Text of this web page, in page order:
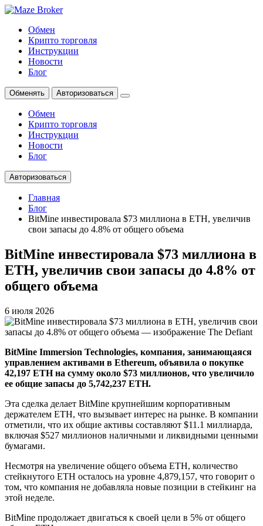
Обмен
Крипто торговля
Инструкции
Новости
Блог
Обменять Авторизоваться
Обмен
Крипто торговля
Инструкции
Новости
Блог
Авторизоваться
Главная
Блог
BitMine инвестировала $73 миллиона в ETH, увеличив
свои запасы до 4.8% от общего объема
BitMine инвестировала $73 миллиона в
ETH, увеличив свои запасы до 4.8% от
общего объема
6 июля 2026
BitMine Immersion Technologies, компания, занимающаяся
управлением активами в Ethereum, объявила о покупке
42,197 ETH на сумму около $73 миллионов, что увеличило
ее общие запасы до 5,742,237 ETH.
Эта сделка делает BitMine крупнейшим корпоративным
держателем ETH, что вызывает интерес на рынке. В компании
отметили, что их общие активы составляют $11.1 миллиарда,
включая $527 миллионов наличными и ликвидными ценными
бумагами.
Несмотря на увеличение общего объема ETH, количество
стейкнутого ETH осталось на уровне 4,879,157, что говорит о
том, что компания не добавляла новые позиции в стейкинг на
этой неделе.
BitMine продолжает двигаться к своей цели в 5% от общего